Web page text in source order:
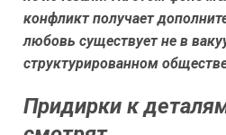
конфликт получает
любовь существует не в
структурированном
Придирки к